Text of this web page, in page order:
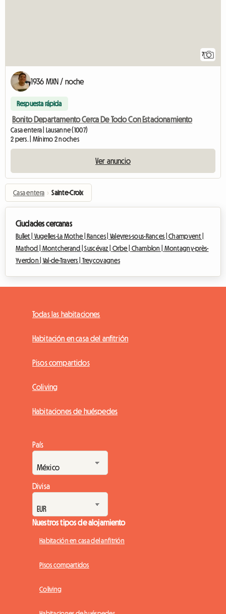
7
1936 MXN / noche
Respuesta rápida
Bonito Departamento Cerca De Todo Con Estacionamiento
Casa entera | Lausanne (1007)
2 pers. | Mínimo 2 noches
Ver anuncio
Casa entera › Sainte-Croix
Ciudades cercanas
Bullet | Vugelles-La Mothe |Rances | Valeyres-sous-Rances |Champvent |
Mathod | Montcherand |Suscévaz | Orbe | Chamblon | Montagny-près-
Yverdon | Val-de-Travers | Treycovagnes
Todas las habitaciones
Habitación en casa del anfitrión
Pisos compartidos
Coliving
Habitaciones de huéspedes
País
Divisa
Nuestros tipos de alojamiento
Habitación en casa del anfitrión
Pisos compartidos
Coliving